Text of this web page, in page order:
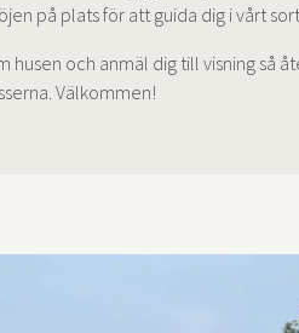
på plats för att guida dig i vårt
husen och anmäl dig till visning så
Välkommen!